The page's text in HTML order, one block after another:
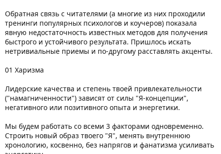
Обратная связь с читателями (а многие из них проходили
тренинги популярных психологов и коучеров) показала
явную недостаточность известных методов для получения
быстрого и устойчивого результата. Пришлось искать
нетривиальные приемы и по-другому расставлять акценты.
01 Харизма
Лидерские качества и степень твоей привлекательности
("намагниченности") зависят от силы "Я-концепции",
негативного или позитивного опыта и энергетики.
Мы будем работать со всеми 3 факторами одновременно.
Строить новый образ твоего "Я", менять внутреннюю
хронологию, косвенно, без напрягов и фанатизма усиливать